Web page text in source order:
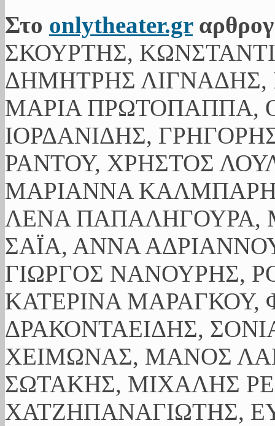
Στο onlytheater.gr
ΣΚΟΥΡΤΗΣ,
ΔΗΜΗΤΡΗΣ ΛΙΓΝΑΔΗΣ,
ΜΑΡΙΑ ΠΡΩΤΟΠΑΠΠΑ,
ΙΟΡΔΑΝΙΔΗΣ,
ΡΑΝΤΟΥ, ΧΡΗΣΤΟΣ
ΜΑΡΙΑΝΝΑ
ΛΕΝΑ ΠΑΠΑΛΗΓΟΥΡΑ,
ΣΑΪΑ, ΑΝΝΑ
ΓΙΩΡΓΟΣ ΝΑΝΟΥΡΗΣ,
ΚΑΤΕΡΙΝΑ ΜΑΡΑΓΚΟΥ,
ΔΡΑΚΟΝΤΑΕΙΔΗΣ,
ΧΕΙΜΩΝΑΣ, ΜΑΝΟΣ
ΣΩΤΑΚΗΣ, ΜΙΧΑΛΗΣ
ΧΑΤΖΗΠΑΝΑΓΙΩΤΗΣ,